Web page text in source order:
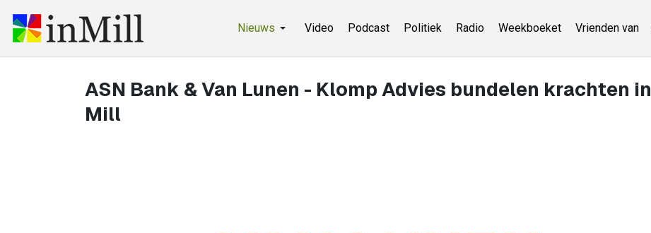
Nieuws Video Podcast Politiek Radio Weekboeket Vrienden van
ASN Bank & Van Lunen - Klomp Advies bundelen krachten in
Mill